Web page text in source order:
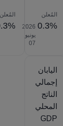
المُعلن
0.3%
2026‎
يونيو
‎07
المُعلن
اليابان
إجمالي
الناتج
المحلي
GDP